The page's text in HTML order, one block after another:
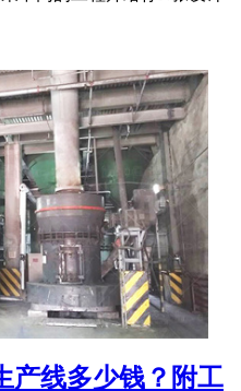
产线多少钱？附工